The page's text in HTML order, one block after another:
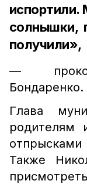
солнышки,
получили»,
—
Бондаренко.
Глава
родителям
Также